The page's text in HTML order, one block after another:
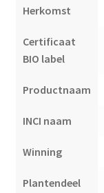
Herkomst
Certificaat
BIO label
Productnaam
INCI naam
Winning
Plantendeel